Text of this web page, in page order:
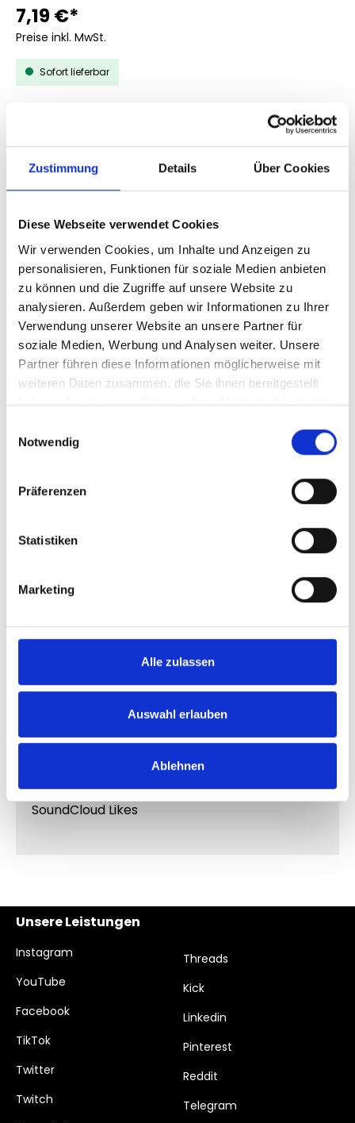
Zustimmung Details Über Cookies
Diese Webseite verwendet Cookies
Wir verwenden Cookies, um Inhalte und Anzeigen zu
personalisieren, Funktionen für soziale Medien anbieten
zu können und die Zugriffe auf unsere Website zu
analysieren. Außerdem geben wir Informationen zu Ihrer
Verwendung unserer Website an unsere Partner für
soziale Medien, Werbung und Analysen weiter. Unsere
Partner führen diese Informationen möglicherweise mit
weiteren Daten zusammen, die Sie ihnen bereitgestellt
haben oder die sie im Rahmen Ihrer Nutzung der Dienste
Notwendig
Präferenzen
Statistiken
Marketing
Alle zulassen
Auswahl erlauben
Ablehnen
7,19 €*
Preise inkl. MwSt.
Sofort lieferbar
AUSWÄHLEN
2.000
5.000 50
100 200
500
LINK
Produktnummer:
FH10057M.4
Produktinformationen
"SoundCloud Likes"
SoundCloud Likes
Unsere Leistungen
Instagram
YouTube
Facebook
TikTok
Twitter
Twitch
Threads
Kick
Linkedin
Pinterest
Reddit
Telegram